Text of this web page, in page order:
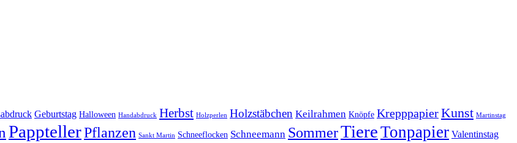
Geburtstag Halloween Handabdruck Herbst Holzperlen Holzstäbchen Keilrahmen Knöpfe KrepppapierKunst Martinstag
PapptellerPflanzen Sankt Martin Schneeflocken Schneemann SommerTiereTonpapier Valentinstag